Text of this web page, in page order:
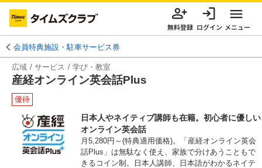
無料登録 ログイン メニュー
会員特典施設・駐車サービス券
広域 サービス 学び・教室
産経オンライン英会話Plus
優待
日本人やネイティブ講師も在籍。初心者に優しい
オンライン英会話
月5,280円～(特典適用価格)。「産経オンライン英会
話Plus」は無駄なく使え、家族で分けあうこともで
きるコイン制。日本人講師、日本語がわかるネイテ